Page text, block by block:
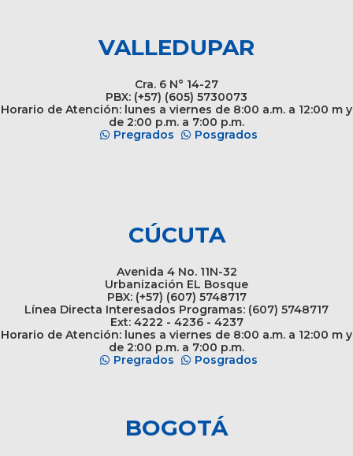
VALLEDUPAR
Cra. 6 N° 14-27
PBX: (+57) (605) 5730073
Horario de Atención: lunes a viernes de 8:00 a.m. a 12:00 m y
de 2:00 p.m. a 7:00 p.m.
Pregrados
Posgrados
CÚCUTA
Avenida 4 No. 11N-32
Urbanización EL Bosque
PBX: (+57) (607) 5748717
Línea Directa Interesados Programas: (607) 5748717
Ext: 4222 - 4236 - 4237
Horario de Atención: lunes a viernes de 8:00 a.m. a 12:00 m y
de 2:00 p.m. a 7:00 p.m.
Pregrados
Posgrados
BOGOTÁ